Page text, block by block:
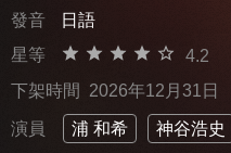
發音
日語
星等
4.2
下架時間 2026年12月31日
演員 浦 和希 神谷浩史